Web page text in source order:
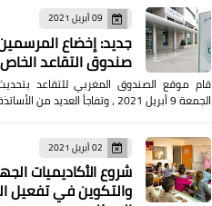
09 أبريل 2021
جديد: إخضاع
صندوق التقاعد
قام موقع الصندوق المغربي للتقاعد
الجمعة 9 أبريل 2021 ، وتفاجأ العديد من الأساتذة المرسمين التا…
02 أبريل 2021
شروع الأكاديميات
والتكوين في تفعيل